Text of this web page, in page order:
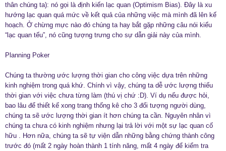
thân chúng ta): nó gọi là định kiến lạc quan (Optimism Bias). Đây là xu
hướng lạc quan quá mức về kết quả của những việc mà mình đã lên kế
hoạch. Ở chừng mực nào đó chúng ta hay bắt gặp những câu nói kiểu
“lạc quan tếu”, nó cũng tượng trưng cho sự dẫn giải này của mình.
Planning Poker
Chúng ta thường ước lượng thời gian cho công việc dựa trên những
kinh nghiệm trong quá khứ. Chính vì vậy, chúng ta dễ ước lượng thiếu
thời gian với việc chưa từng làm (thú vị chứ :D). Ví dụ nếu được hỏi,
bao lâu để thiết kế xong trang thống kê cho 3 đối tượng người dùng,
chúng ta sẽ ước lượng thời gian ít hơn chúng ta cần. Nguyên nhân vì
chúng ta chưa có kinh nghiệm nhưng lại trả lời với một sự lạc quan cố
hữu . Hơn nữa, chúng ta sẽ tự viện dẫn những bằng chứng thành công
trước đó (mất 2 ngày hoàn thành 1 tính năng, mất 4 ngày để kiểm tra